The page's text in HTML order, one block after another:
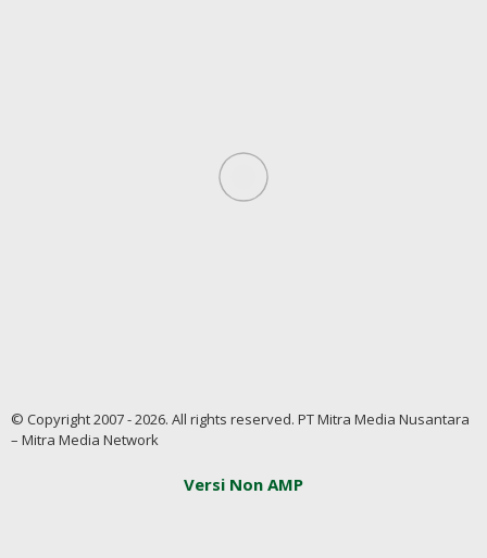
© Copyright 2007 - 2026. All rights reserved. PT Mitra Media Nusantara
– Mitra Media Network
Versi Non AMP